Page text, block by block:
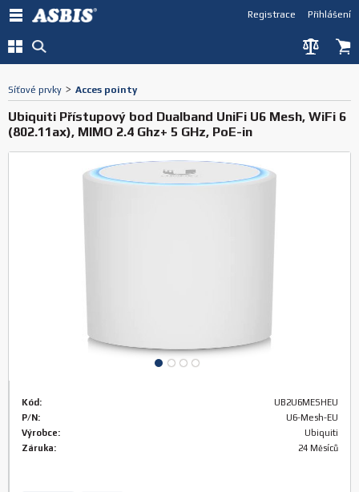
Přihlášení
Registrace
Síťové prvky > Acces pointy
Ubiquiti Přístupový bod Dualband UniFi U6 Mesh, WiFi 6
(802.11ax), MIMO 2.4 Ghz+ 5 GHz, PoE-in
Kód:
UB2U6MESHEU
P/N:
U6-Mesh-EU
Výrobce:
Ubiquiti
Záruka:
24 Měsíců